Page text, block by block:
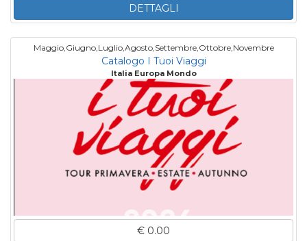
DETTAGLI
Maggio,Giugno,Luglio,Agosto,Settembre,Ottobre,Novembre
Catalogo I Tuoi Viaggi
Italia Europa Mondo
€ 0.00